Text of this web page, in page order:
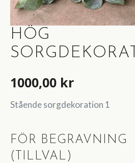
HÖG
1000,00 kr
Stående sorgdekoration 1
FÖR BEGRAVNING
(TILLVAL)